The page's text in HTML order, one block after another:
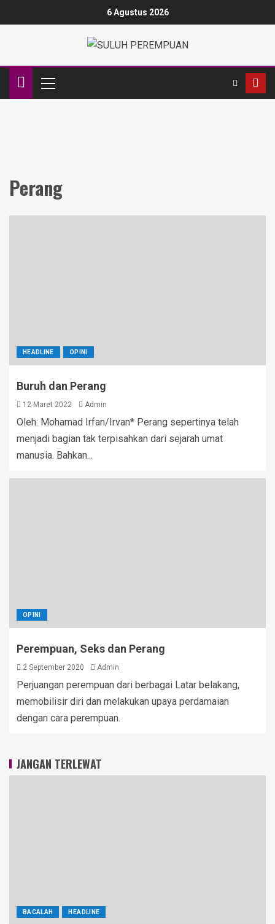
6 Agustus 2026
Perang
HEADLINE OPINI
Buruh dan Perang
12 Maret 2022 Admin
Oleh: Mohamad Irfan/Irvan* Perang sepertinya telah
menjadi bagian tak terpisahkan dari sejarah umat
manusia. Bahkan...
OPINI
Perempuan, Seks dan Perang
2 September 2020 Admin
Perjuangan perempuan dari berbagai Latar belakang,
memobilisir diri dan melakukan upaya perdamaian
dengan cara perempuan.
JANGAN TERLEWAT
BACALAH HEADLINE